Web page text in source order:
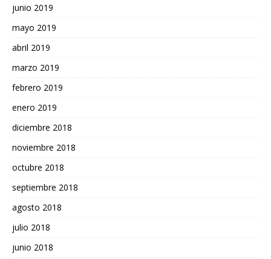
junio 2019
mayo 2019
abril 2019
marzo 2019
febrero 2019
enero 2019
diciembre 2018
noviembre 2018
octubre 2018
septiembre 2018
agosto 2018
julio 2018
junio 2018